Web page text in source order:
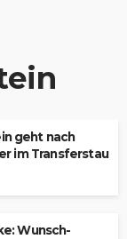
geht nach
im Transferstau
Wunsch-